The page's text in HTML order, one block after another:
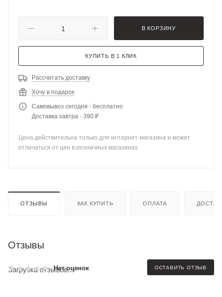
В КОРЗИНУ
КУПИТЬ В 1 КЛИК
Рассчитать доставку
Хочу в подарок
Самовывоз сегодня - бесплатно
Доставка завтра - 390 ₽
Цена действительна только для интернет-магазина и может
отличаться от цен в розничных магазинах
ОТЗЫВЫ КАК КУПИТЬ ОПЛАТА
Отзывы
Нет оценок ОСТАВИТЬ ОТЗЫВ
Загрузка отзывов...